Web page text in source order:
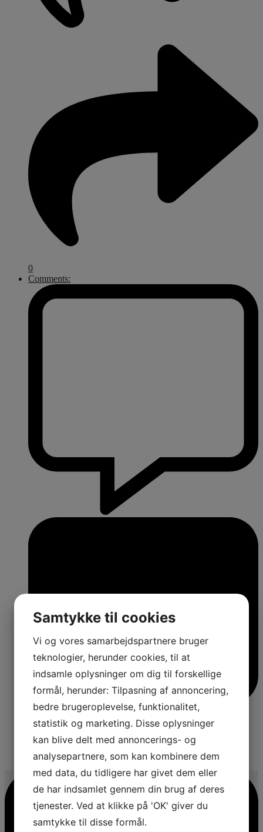
0
Comments:
Samtykke til cookies
Vi og vores samarbejdspartnere bruger
teknologier, herunder cookies, til at
indsamle oplysninger om dig til forskellige
formål, herunder: Tilpasning af annoncering,
bedre brugeroplevelse, funktionalitet,
statistik og marketing. Disse oplysninger
kan blive delt med annoncerings- og
analysepartnere, som kan kombinere dem
med data, du tidligere har givet dem eller
de har indsamlet gennem din brug af deres
tjenester. Ved at klikke på 'OK' giver du
samtykke til disse formål.